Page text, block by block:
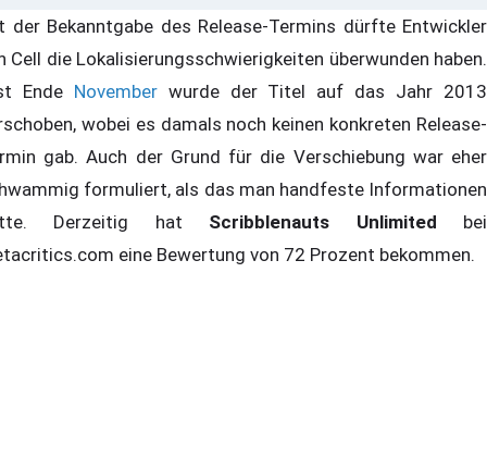
der Bekanntgabe des Release-Termins dürfte Entwickler
Cell die Lokalisierungsschwierigkeiten überwunden haben.
Ende Novemberwurde der Titel auf das Jahr 2013
wobei es damals noch keinen konkreten Release-
gab. Auch der Grund für die Verschiebung war eher
formuliert, als das man handfeste Informationen
Derzeitig hat Scribblenauts Unlimited bei
eine Bewertung von 72 Prozent bekommen.